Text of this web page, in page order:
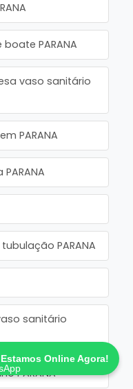
PARANA
vaso sanitário
PARANA
PARANA
sanitário
PARANA
Estamos Online Agora!